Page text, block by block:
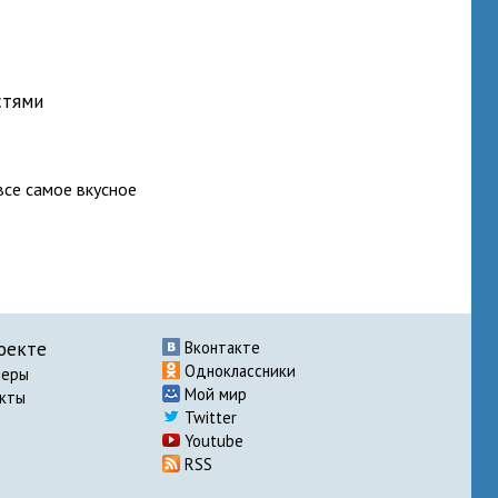
самое вкусное
Вконтакте
Одноклассники
Мой мир
Twitter
Youtube
RSS